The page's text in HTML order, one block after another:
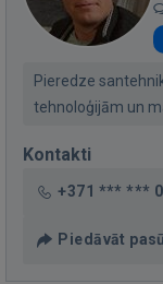
Pieredze
tehnoloģijām un
Kontakti
+371 *** ***
Piedāvāt